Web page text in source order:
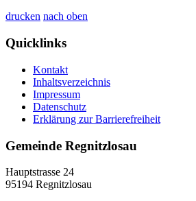
drucken nach oben
Quicklinks
Kontakt
Inhaltsverzeichnis
Impressum
Datenschutz
Erklärung zur Barrierefreiheit
Gemeinde Regnitzlosau
Hauptstrasse 24
95194 Regnitzlosau